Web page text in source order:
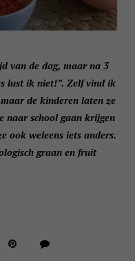
van de dag, maar na 3
lust ik niet!”. Zelf vind ik
de kinderen laten ze
naar school gaan krijgen
ook weleens iets anders.
graan en fruit